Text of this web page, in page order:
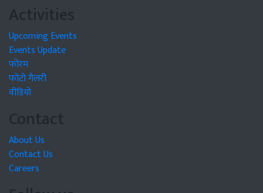
Activities
Upcoming Events
Events Update
फोरम
फोटो गैलरी
वीडियो
Contact
About Us
Contact Us
Careers